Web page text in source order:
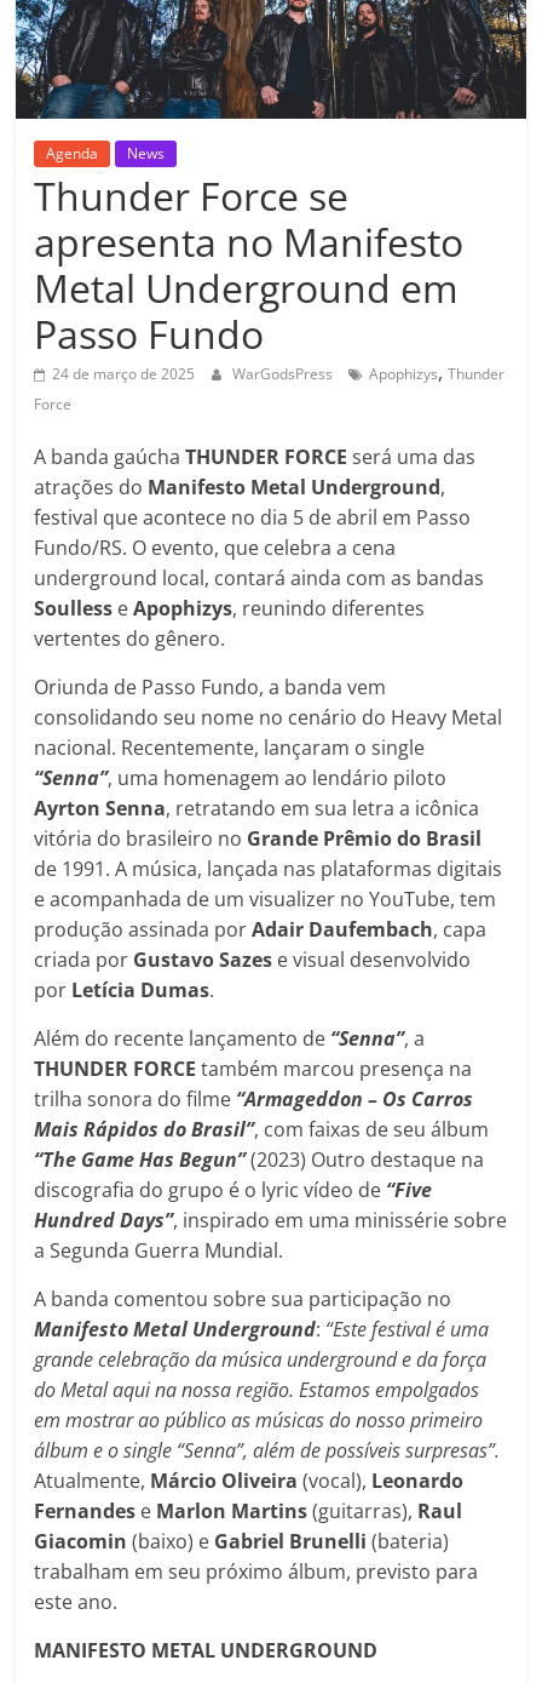
Agenda News
Thunder Force se
apresenta no Manifesto
Metal Underground em
Passo Fundo
24 de março de 2025 WarGodsPress Apophizys,Thunder
Force
A banda gaúchaTHUNDER FORCE será uma das
atrações do Manifesto Metal Underground,
festival que acontece no dia 5 de abril em Passo
Fundo/RS. O evento, que celebra a cena
underground local, contará ainda com as bandas
Soulless eApophizys, reunindo diferentes
vertentes do gênero.
Oriunda de Passo Fundo, a banda vem
consolidando seu nome no cenário do Heavy Metal
nacional. Recentemente, lançaram o single
“Senna”, uma homenagem ao lendário piloto
Ayrton Senna, retratando em sua letra a icônica
vitória do brasileiro no Grande Prêmio do Brasil
de 1991. A música, lançada nas plataformas digitais
e acompanhada de um visualizer no YouTube, tem
produção assinada porAdair Daufembach, capa
criada por Gustavo Sazes e visual desenvolvido
por Letícia Dumas.
Além do recente lançamento de “Senna”, a
THUNDER FORCE também marcou presença na
trilha sonora do filme “Armageddon – Os Carros
Mais Rápidos do Brasil”, com faixas de seu álbum
“The Game Has Begun”(2023) Outro destaque na
discografia do grupo é o lyric vídeo de “Five
Hundred Days”, inspirado em uma minissérie sobre
a Segunda Guerra Mundial.
A banda comentou sobre sua participação no
Manifesto Metal Underground: “Este festival é uma
grande celebração da música underground e da força
do Metal aqui na nossa região. Estamos empolgados
em mostrar ao público as músicas do nosso primeiro
álbum e o single “Senna”, além de possíveis surpresas”.
Atualmente, Márcio Oliveira (vocal), Leonardo
Fernandes e Marlon Martins(guitarras), Raul
Giacomin(baixo) e Gabriel Brunelli (bateria)
trabalham em seu próximo álbum, previsto para
este ano.
MANIFESTO METAL UNDERGROUND